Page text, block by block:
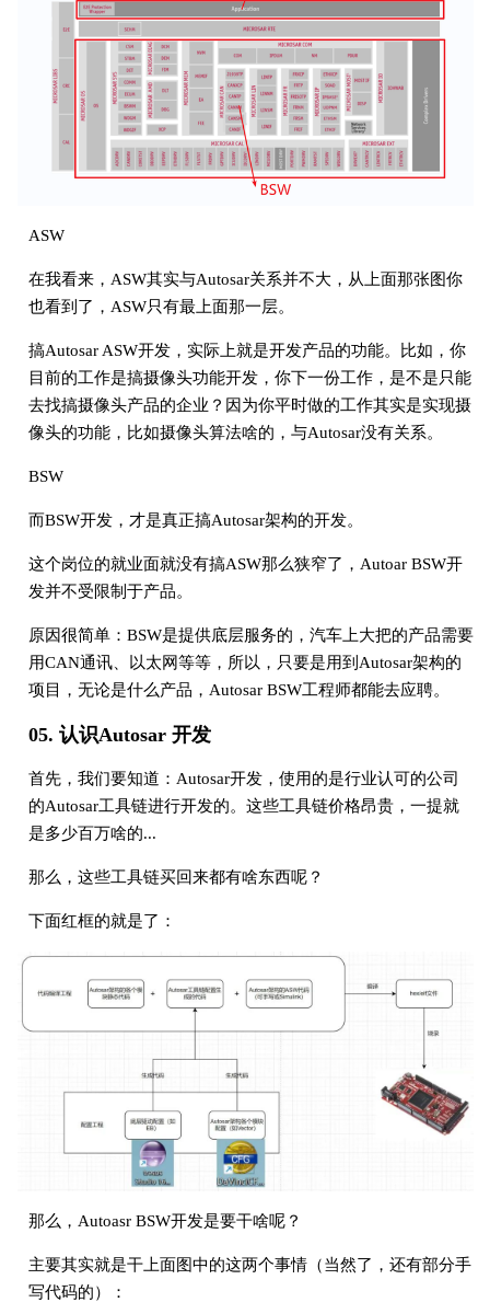
ASW
在我看来，ASW其实与Autosar关系并不大，从上面那张图你
也看到了，ASW只有最上面那一层。
搞Autosar ASW开发，实际上就是开发产品的功能。比如，你
目前的工作是搞摄像头功能开发，你下一份工作，是不是只能
去找搞摄像头产品的企业？因为你平时做的工作其实是实现摄
像头的功能，比如摄像头算法啥的，与Autosar没有关系。
BSW
而BSW开发，才是真正搞Autosar架构的开发。
这个岗位的就业面就没有搞ASW那么狭窄了，Autoar BSW开
发并不受限制于产品。
原因很简单：BSW是提供底层服务的，汽车上大把的产品需要
用CAN通讯、以太网等等，所以，只要是用到Autosar架构的
项目，无论是什么产品，Autosar BSW工程师都能去应聘。
05. 认识Autosar 开发
首先，我们要知道：Autosar开发，使用的是行业认可的公司
的Autosar工具链进行开发的。这些工具链价格昂贵，一提就
是多少百万啥的...
那么，这些工具链买回来都有啥东西呢？
下面红框的就是了：
那么，Autoasr BSW开发是要干啥呢？
主要其实就是干上面图中的这两个事情（当然了，还有部分手
写代码的）：